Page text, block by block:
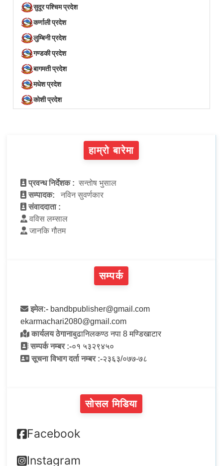
सुदूर पश्चिम प्रदेश
कर्णाली प्रदेश
लुम्बिनी प्रदेश
गण्डकी प्रदेश
बागमती प्रदेश
मधेश प्रदेश
कोशी प्रदेश
हाम्रो बारेमा
प्रवन्ध निर्देशक : सन्तोष भुसाल
सम्पादक:
नविन सुवर्णकार
संवाददाता :
वविस लम्साल
जानकि गौतम
सम्पर्क
इमेल:- bandbpublisher@gmail.com
ekarmachari2080@gmail.com
कार्यलय ठेगानाबुढानिलकण्ठ नपा 8 मण्डिखाटार
सम्पर्क नम्बर :-०१ ५३२९४५०
सूचना विभाग दर्ता नम्बर :-२३६३/०७७-७८
सोसल मिडिया
Facebook
Instagram